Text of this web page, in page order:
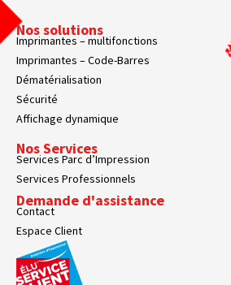
Nos solutions
Imprimantes – multifonctions
Imprimantes – Code-Barres
Dématérialisation
Sécurité
Affichage dynamique
Nos Services
Services Parc d’Impression
Services Professionnels
Demande d'assistance
Contact
Espace Client